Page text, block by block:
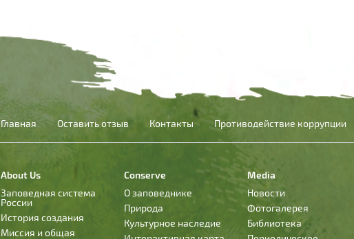
Главная Оставить отзыв Контакты Противодействие коррупции
About Us
Заповедная система
России
История создания
Миссия и общая
Conserve
О заповеднике
Природа
Культурное наследие
Media
Новости
Фотогалерея
Библиотека